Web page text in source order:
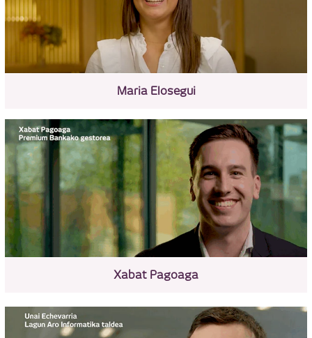
Maria Elosegui
Xabat Pagoaga